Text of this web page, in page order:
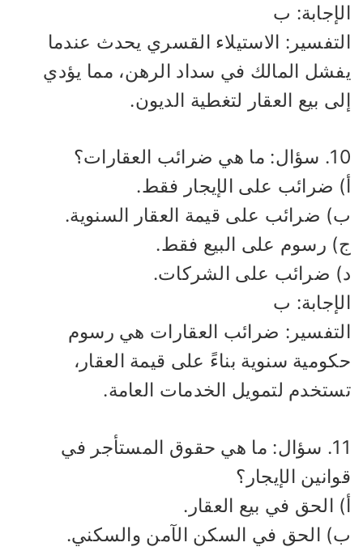
ب
الاستيلاء القسري يحدث عندما
المالك في سداد الرهن، مما يؤدي
بيع العقار لتغطية الديون.
ضرائب على الإيجار فقط.
ضرائب على قيمة العقار السنوية.
رسوم على البيع فقط.
ضرائب على الشركات.
ب
ضرائب العقارات هي رسوم
سنوية بناءً على قيمة العقار،
لتمويل الخدمات العامة.
11. سؤال: ما هي حقوق المستأجر في
الإيجار؟
الحق في بيع العقار.
الحق في السكن الآمن والسكني.